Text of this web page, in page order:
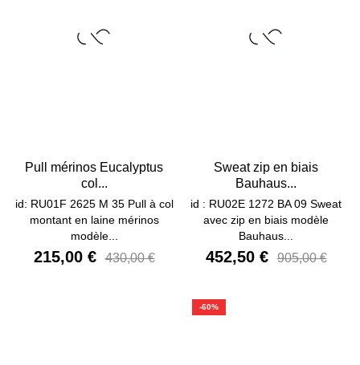
Pull mérinos Eucalyptus
col...
id: RU01F 2625 M 35 Pull à col
montant en laine mérinos
modèle...
215,00 € 430,00 €
Sweat zip en biais
Bauhaus...
id : RU02E 1272 BA 09 Sweat
avec zip en biais modèle
Bauhaus...
452,50 € 905,00 €
-60%